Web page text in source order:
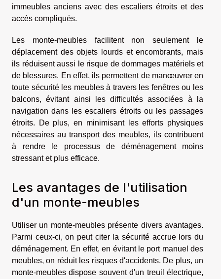
immeubles anciens avec des escaliers étroits et des
accès compliqués.
Les monte-meubles facilitent non seulement le
déplacement des objets lourds et encombrants, mais
ils réduisent aussi le risque de dommages matériels et
de blessures. En effet, ils permettent de manœuvrer en
toute sécurité les meubles à travers les fenêtres ou les
balcons, évitant ainsi les difficultés associées à la
navigation dans les escaliers étroits ou les passages
étroits. De plus, en minimisant les efforts physiques
nécessaires au transport des meubles, ils contribuent
à rendre le processus de déménagement moins
stressant et plus efficace.
Les avantages de l'utilisation
d'un monte-meubles
Utiliser un monte-meubles présente divers avantages.
Parmi ceux-ci, on peut citer la sécurité accrue lors du
déménagement. En effet, en évitant le port manuel des
meubles, on réduit les risques d'accidents. De plus, un
monte-meubles dispose souvent d'un treuil électrique,